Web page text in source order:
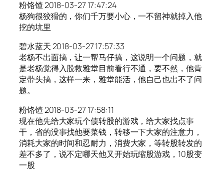
粉饹馇 2018-03-27 17:47:24
杨狗很狡猾的，你们千万要小心，一不留神就掉入他
挖的坑里
碧水蓝天 2018-03-27 17:57:33
老杨不出面搞，让一帮马仔搞，这说明一个问题，就
是老杨觉得入股救雅堂目前看行不通，要不然，他肯
定带头搞，这样一来，雅堂能活，他自己也出不了问
题。
粉饹馇 2018-03-27 17:58:11
现在他先给大家玩个债转股的游戏，给大家找点事
干，省的没事找他要菜钱，转移一下大家的注意力，
消耗大家的时间和忍耐力，消费大家，等转股转发的
差不多了，说不定哪天他又开始玩缩股游戏，10股变
一股